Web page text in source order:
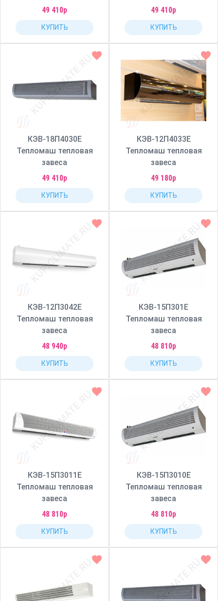
49 410р
КУПИТЬ
49 410р
КУПИТЬ
КЭВ-18П4030Е
Тепломаш тепловая
завеса
49 410р
КУПИТЬ
КЭВ-12П4033Е
Тепломаш тепловая
завеса
49 180р
КУПИТЬ
КЭВ-12П3042Е
Тепломаш тепловая
завеса
48 940р
КУПИТЬ
КЭВ-15П301Е
Тепломаш тепловая
завеса
48 810р
КУПИТЬ
КЭВ-15П3011Е
Тепломаш тепловая
завеса
48 810р
КУПИТЬ
КЭВ-15П3010Е
Тепломаш тепловая
завеса
48 810р
КУПИТЬ